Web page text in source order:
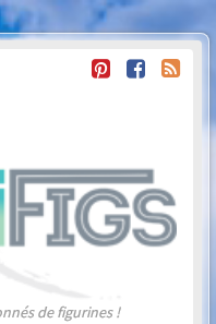
de figurines !